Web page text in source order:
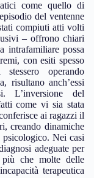
come quello di
del ventenne
compiuti atti volti
– offrono chiari
intrafamiliare possa
con esiti spesso
stessero operando
risultano anch’essi
L’inversione del
come vi sia stata
ai ragazzi il
creando dinamiche
psicologico. Nei casi
adeguate per
che molte delle
terapeutica